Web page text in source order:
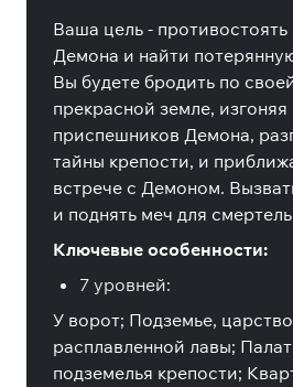
Ваша цель -
Демона и найти
Вы будете бродить по
прекрасной земле,
приспешников Демона,
тайны крепости, и
встрече с Демоном.
и поднять меч для
Ключевые особенности:
7 уровней:
У ворот; Подземье,
расплавленной лавы;
подземелья крепости;